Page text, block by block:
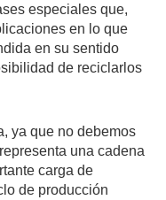
especiales que,
en lo que
en su sentido
de reciclarlos
ya que no debemos
una cadena
carga de
de producción